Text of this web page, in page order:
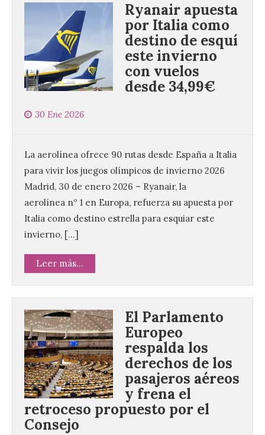
Ryanair apuesta
por Italia como
destino de esquí
este invierno
con vuelos
desde 34,99€
30 Ene 2026
La aerolínea ofrece 90 rutas desde España a Italia
para vivir los juegos olímpicos de invierno 2026
Madrid, 30 de enero 2026 – Ryanair, la
aerolínea nº 1 en Europa, refuerza su apuesta por
Italia como destino estrella para esquiar este
invierno, […]
Leer más...
El Parlamento
Europeo
respalda los
derechos de los
pasajeros aéreos
y frena el
retroceso propuesto por el
Consejo